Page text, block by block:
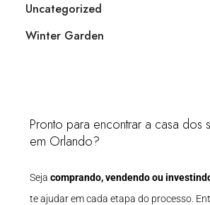
Uncategorized
Winter Garden
Pronto para encontrar a casa dos
em Orlando?
Seja comprando, vendendo ou
te ajudar em cada etapa do processo.